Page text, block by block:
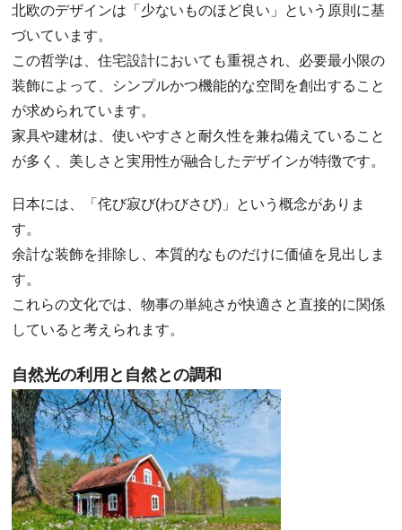
北欧のデザインは「少ないものほど良い」という原則に基
づいています。
この哲学は、住宅設計においても重視され、必要最小限の
装飾によって、シンプルかつ機能的な空間を創出すること
が求められています。
家具や建材は、使いやすさと耐久性を兼ね備えていること
が多く、美しさと実用性が融合したデザインが特徴です。
日本には、「侘び寂び(わびさび)」という概念がありま
す。
余計な装飾を排除し、本質的なものだけに価値を見出しま
す。
これらの文化では、物事の単純さが快適さと直接的に関係
していると考えられます。
自然光の利用と自然との調和